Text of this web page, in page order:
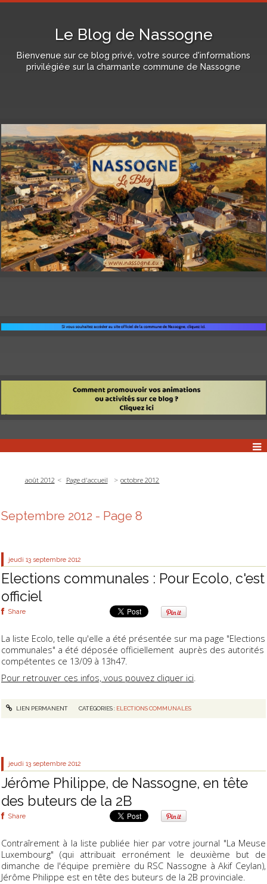
Le Blog de Nassogne
Bienvenue sur ce blog privé, votre source d'informations
privilégiée sur la charmante commune de Nassogne
août 2012 Page d'accueil octobre 2012
Septembre 2012 - Page 8
jeudi 13 septembre 2012
Elections communales : Pour Ecolo, c'est
officiel
Share
La liste Ecolo, telle qu'elle a été présentée sur ma page "Elections
communales" a été déposée officiellement auprès des autorités
compétentes ce 13/09 à 13h47.
Pour retrouver ces infos, vous pouvez cliquer ici
LIEN PERMANENT CATÉGORIES : ELECTIONS COMMUNALES
jeudi 13 septembre 2012
Jérôme Philippe, de Nassogne, en tête
des buteurs de la 2B
Share
Contraîrement à la liste publiée hier par votre journal "La Meuse
Luxembourg" (qui attribuait erronément le deuxième but de
dimanche de l'équipe première du RSC Nassogne à Akif Ceylan),
Jérôme Philippe est en tête des buteurs de la 2B provinciale.